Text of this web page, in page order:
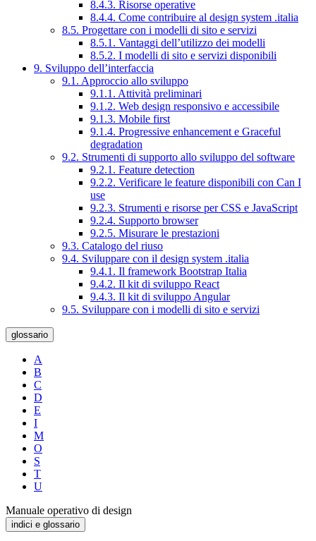
8.4.3. Risorse operative
8.4.4. Come contribuire al design system .italia
8.5. Progettare con i modelli di sito e servizi
8.5.1. Vantaggi dell’utilizzo dei modelli
8.5.2. I modelli di sito e servizi disponibili
9. Sviluppo dell’interfaccia
9.1. Approccio allo sviluppo
9.1.1. Attività preliminari
9.1.2. Web design responsivo e accessibile
9.1.3. Mobile first
9.1.4. Progressive enhancement e Graceful
degradation
9.2. Strumenti di supporto allo sviluppo del software
9.2.1. Feature detection
9.2.2. Verificare le feature disponibili con Can I
use
9.2.3. Strumenti e risorse per CSS e JavaScript
9.2.4. Supporto browser
9.2.5. Misurare le prestazioni
9.3. Catalogo del riuso
9.4. Sviluppare con il design system .italia
9.4.1. Il framework Bootstrap Italia
9.4.2. Il kit di sviluppo React
9.4.3. Il kit di sviluppo Angular
9.5. Sviluppare con i modelli di sito e servizi
glossario
A
B
C
D
E
I
M
O
S
T
U
Manuale operativo di design
indici e glossario